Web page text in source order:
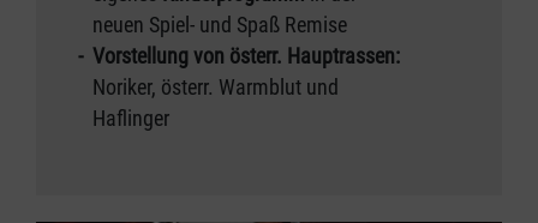
neuen Spiel- und Spaß Remise
- Vorstellung von österr. Hauptrassen:
Noriker, österr. Warmblut und
Haflinger